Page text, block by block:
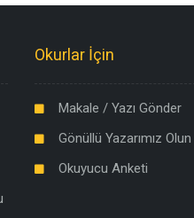
Okurlar İçin
Makale / Yazı Gönder
Gönüllü Yazarımız Olun
Okuyucu Anketi